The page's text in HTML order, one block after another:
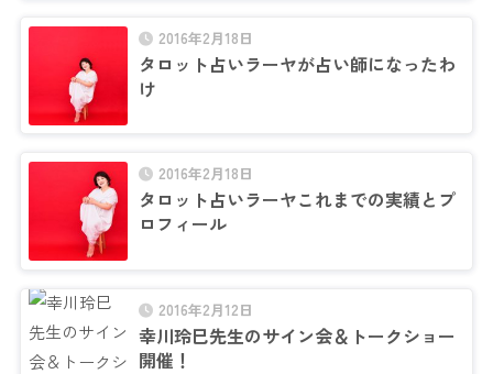
2016年2月18日
タロット占いラーヤが占い師になったわ
け
2016年2月18日
タロット占いラーヤこれまでの実績とプ
ロフィール
2016年2月12日
幸川玲巳先生のサイン会＆トークショー
開催！